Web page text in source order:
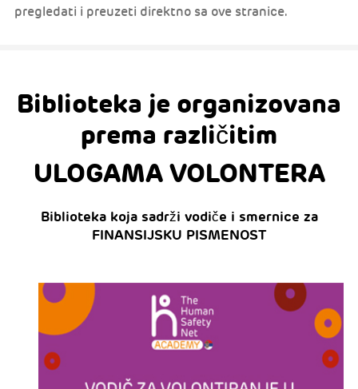
pregledati i preuzeti direktno sa ove stranice.
Biblioteka je organizovana
prema različitim
ULOGAMA VOLONTERA
Biblioteka koja sadrži vodiče i smernice za
FINANSIJSKU PISMENOST